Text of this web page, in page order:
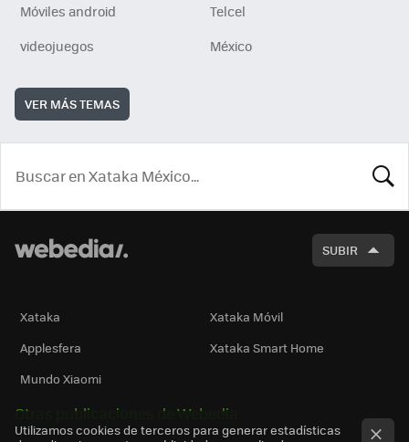
Móviles android
Telcel
videojuegos
México
VER MÁS TEMAS
SUBIR
Xataka
Xataka Móvil
Applesfera
Xataka Smart Home
Mundo Xiaomi
Otras publicaciones de Webedia
Utilizamos cookies de terceros para generar estadísticas